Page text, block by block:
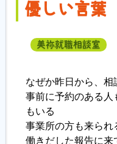
相談室とは？
利用者の声
地域連携事業
求人情報検索
各種セミナー
優しい言葉
美祢就職相談室
なぜか昨日から、
事前に予約のある人
もいる
事業所の方も来られ
働きだした報告に来